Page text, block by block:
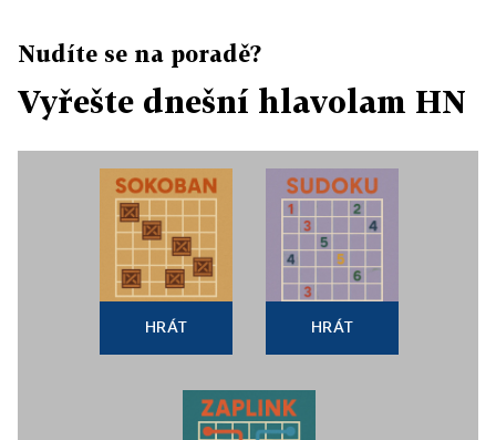
Nudíte se na poradě?
Vyřešte dnešní hlavolam HN
HRÁT HRÁT